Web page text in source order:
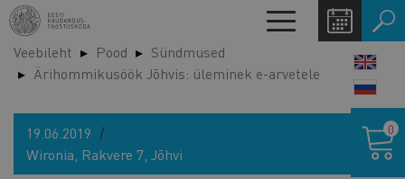
Liigu
edasi
põhisisu
juurde
Toggle
navigation
Veebileht Pood
Sündmused
Ärihommikusöök Jõhvis: üleminek e-arvetele
19.06.2019
Wironia, Rakvere 7, Jõhvi
0